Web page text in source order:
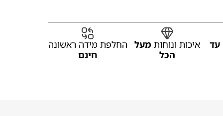
עד איכות ונוחות מעל
הכל
החלפת מידה ראשונה
חינם